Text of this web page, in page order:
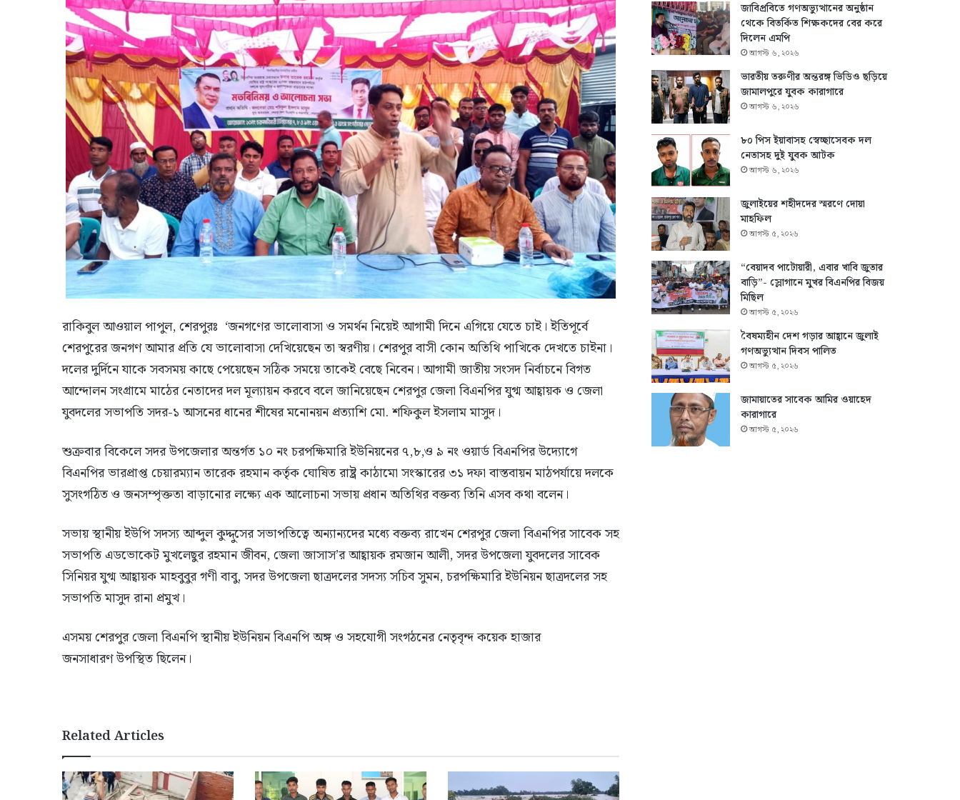
রাকিবুল আওয়াল পাপুল, শেরপুরঃ ‘জনগণের ভালোবাসা ও সমর্থন নিয়েই আগামী দিনে এগিয়ে যেতে চাই। ইতিপূর্বে
শেরপুরের জনগণ আমার প্রতি যে ভালোবাসা দেখিয়েছেন তা স্বরণীয়। শেরপুর বাসী কোন অতিথি পাখিকে দেখতে চাইনা।
দলের দুর্দিনে যাকে সবসময় কাছে পেয়েছেন সঠিক সময়ে তাকেই বেছে নিবেন। আগামী জাতীয় সংসদ নির্বাচনে বিগত
আন্দোলন সংগ্রামে মাঠের নেতাদের দল মূল্যায়ন করবে বলে জানিয়েছেন শেরপুর জেলা বিএনপির যুগ্ম আহ্বায়ক ও জেলা
যুবদলের সভাপতি সদর-১ আসনের ধানের শীষের মনোনয়ন প্রত্যাশি মো. শফিকুল ইসলাম মাসুদ।
শুক্রবার বিকেলে সদর উপজেলার অন্তর্গত ১০ নং চরপক্ষিমারি ইউনিয়নের ৭,৮,ও ৯ নং ওয়ার্ড বিএনপির উদ্যোগে
বিএনপির ভারপ্রাপ্ত চেয়ারম্যান তারেক রহমান কর্তৃক ঘোষিত রাষ্ট্র কাঠামো সংস্কারের ৩১ দফা বাস্তবায়ন মাঠপর্যায়ে দলকে
সুসংগঠিত ও জনসম্পৃক্ততা বাড়ানোর লক্ষ্যে এক আলোচনা সভায় প্রধান অতিথির বক্তব্য তিনি এসব কথা বলেন।
সভায় স্থানীয় ইউপি সদস্য আব্দুল কুদ্দুসের সভাপতিত্বে অন্যান্যদের মধ্যে বক্তব্য রাখেন শেরপুর জেলা বিএনপির সাবেক সহ
সভাপতি এডভোকেট মুখলেছুর রহমান জীবন, জেলা জাসাস’র আহ্বায়ক রমজান আলী, সদর উপজেলা যুবদলের সাবেক
সিনিয়র যুগ্ম আহ্বায়ক মাহবুবুর গণী বাবু, সদর উপজেলা ছাত্রদলের সদস্য সচিব সুমন, চরপক্ষিমারি ইউনিয়ন ছাত্রদলের সহ
সভাপতি মাসুদ রানা প্রমুখ।
এসময় শেরপুর জেলা বিএনপি স্থানীয় ইউনিয়ন বিএনপি অঙ্গ ও সহযোগী সংগঠনের নেতৃবৃন্দ কয়েক হাজার
জনসাধারণ উপস্থিত ছিলেন।
Related Articles
জাবিপ্রবিতে গণঅভ্যুত্থানের অনুষ্ঠান
থেকে বিতর্কিত শিক্ষকদের বের করে
দিলেন এমপি
আগস্ট ৬, ২০২৬
ভারতীয় তরুণীর অন্তরঙ্গ ভিডিও ছড়িয়ে
জামালপুরে যুবক কারাগারে
আগস্ট ৬, ২০২৬
৮০ পিস ইয়াবাসহ স্বেচ্ছাসেবক দল
নেতাসহ দুই যুবক আটক
আগস্ট ৬, ২০২৬
জুলাইয়ের শহীদদের স্মরণে দোয়া
মাহফিল
আগস্ট ৫, ২০২৬
“বেয়াদব পাটোয়ারী, এবার খাবি জুতার
বাড়ি”- স্লোগানে মুখর বিএনপির বিজয়
মিছিল
আগস্ট ৫, ২০২৬
বৈষম্যহীন দেশ গড়ার আহ্বানে জুলাই
গণঅভ্যুত্থান দিবস পালিত
আগস্ট ৫, ২০২৬
জামায়াতের সাবেক আমির ওয়াহেদ
কারাগারে
আগস্ট ৫, ২০২৬